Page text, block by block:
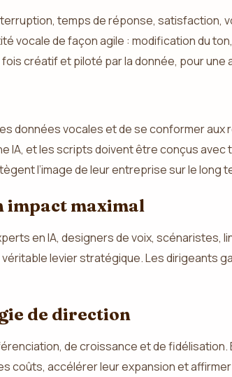
temps de réponse,
vocale de façon agile : modification du
créatif et piloté par la donnée, pour une
données vocales et de se conformer
IA, et les scripts doivent être conçus
l’image de leur entreprise sur le long
impact maximal
en IA, designers de voix, scénaristes,
levier stratégique. Les dirigeants
de direction
de croissance et de
accélérer leur expansion et